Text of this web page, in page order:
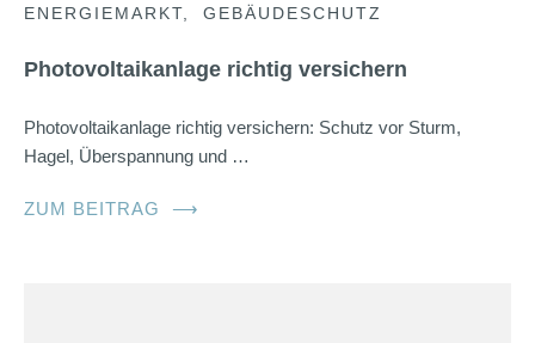
ENERGIEMARKT
GEBÄUDESCHUTZ
Photovoltaikanlage richtig versichern
Photovoltaikanlage richtig versichern: Schutz vor Sturm,
Hagel, Überspannung und …
ZUM BEITRAG ⟶